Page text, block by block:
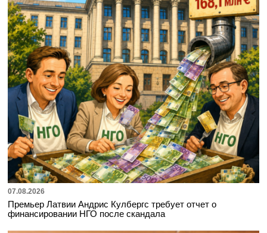
07.08.2026
Премьер Латвии Андрис Кулбергс требует отчет о
финансировании НГО после скандала